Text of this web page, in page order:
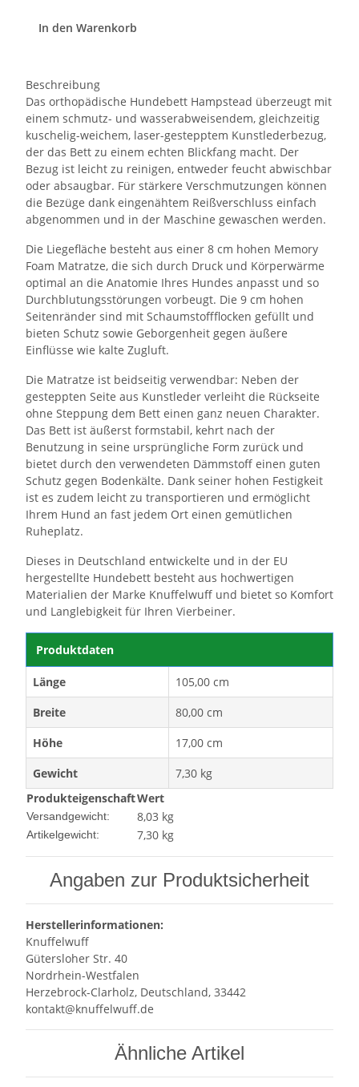
In den Warenkorb
Beschreibung
Das orthopädische Hundebett Hampstead überzeugt mit
einem schmutz- und wasserabweisendem, gleichzeitig
kuschelig-weichem, laser-gestepptem Kunstlederbezug,
der das Bett zu einem echten Blickfang macht. Der
Bezug ist leicht zu reinigen, entweder feucht abwischbar
oder absaugbar. Für stärkere Verschmutzungen können
die Bezüge dank eingenähtem Reißverschluss einfach
abgenommen und in der Maschine gewaschen werden.
Die Liegefläche besteht aus einer 8 cm hohen Memory
Foam Matratze, die sich durch Druck und Körperwärme
optimal an die Anatomie Ihres Hundes anpasst und so
Durchblutungsstörungen vorbeugt. Die 9 cm hohen
Seitenränder sind mit Schaumstoffflocken gefüllt und
bieten Schutz sowie Geborgenheit gegen äußere
Einflüsse wie kalte Zugluft.
Die Matratze ist beidseitig verwendbar: Neben der
gesteppten Seite aus Kunstleder verleiht die Rückseite
ohne Steppung dem Bett einen ganz neuen Charakter.
Das Bett ist äußerst formstabil, kehrt nach der
Benutzung in seine ursprüngliche Form zurück und
bietet durch den verwendeten Dämmstoff einen guten
Schutz gegen Bodenkälte. Dank seiner hohen Festigkeit
ist es zudem leicht zu transportieren und ermöglicht
Ihrem Hund an fast jedem Ort einen gemütlichen
Ruheplatz.
Dieses in Deutschland entwickelte und in der EU
hergestellte Hundebett besteht aus hochwertigen
Materialien der Marke Knuffelwuff und bietet so Komfort
und Langlebigkeit für Ihren Vierbeiner.
Produktdaten
Länge
105,00 cm
Breite
80,00 cm
Höhe
17,00 cm
Gewicht
7,30 kg
ProdukteigenschaftWert
Versandgewicht: 8,03 kg
Artikelgewicht: 7,30 kg
Angaben zur Produktsicherheit
Herstellerinformationen:
Knuffelwuff
Gütersloher Str. 40
Nordrhein-Westfalen
Herzebrock-Clarholz, Deutschland, 33442
kontakt@knuffelwuff.de
Ähnliche Artikel